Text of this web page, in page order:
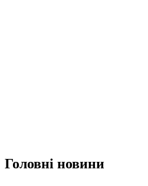
Головні новини